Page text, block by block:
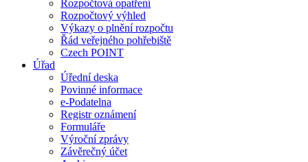
Rozpočtová opatření
Rozpočtový výhled
Výkazy o plnění rozpočtu
Řád veřejného pohřebiště
Czech POINT
Úřad
Úřední deska
Povinné informace
e-Podatelna
Registr oznámení
Formuláře
Výroční zprávy
Závěrečný účet